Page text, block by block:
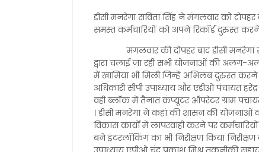
डीसी मनरेगा सविता सिंह ने मंगलवार को
समस्त कर्मचारियों को अपने रिकॉर्ड दुरुस्त करने
मंगलवार की दोपहर बाद डीसी मनरेगा
द्वारा चलाई जा रही सभी योजनाओं की अलग-
में खामियां भी मिली जिन्हें अभिलंब दुरुस्त करने
अधिकारी सीपी उपाध्याय और एडीओ पंचायत
वही ब्लॉक में तैनात कंप्यूटर ऑपरेटर ग्राम
। डीसी मनरेगा ने कहां की शासन की योजनाओं
विकास कार्यों में लापरवाही करने पर
बने इंटरलॉकिंग का भी निरीक्षण किया